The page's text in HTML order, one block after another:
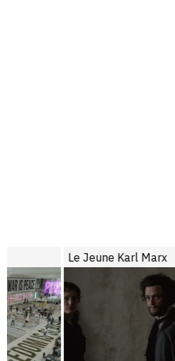
Le Jeune Karl Marx